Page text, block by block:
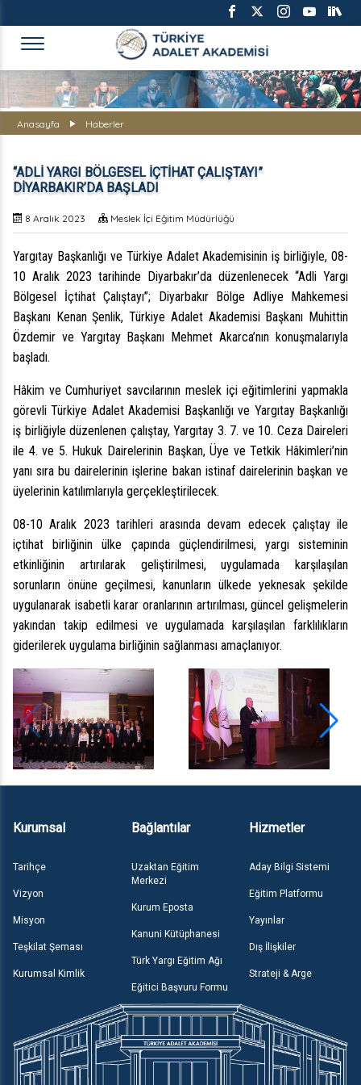
TÜRKİYE ADALET AKADEMİSİ
Anasayfa Haberler
“ADLİ YARGI BÖLGESEL İÇTİHAT ÇALIŞTAYI”
DİYARBAKIR’DA BAŞLADI
8 Aralık 2023 Meslek İçi Eğitim Müdürlüğü
Yargıtay Başkanlığı ve Türkiye Adalet Akademisinin iş birliğiyle, 08-
10 Aralık 2023 tarihinde Diyarbakır’da düzenlenecek “Adli Yargı
Bölgesel İçtihat Çalıştayı”; Diyarbakır Bölge Adliye Mahkemesi
Başkanı Kenan Şenlik, Türkiye Adalet Akademisi Başkanı Muhittin
Özdemir ve Yargıtay Başkanı Mehmet Akarca’nın konuşmalarıyla
başladı.
Hâkim ve Cumhuriyet savcılarının meslek içi eğitimlerini yapmakla
görevli Türkiye Adalet Akademisi Başkanlığı ve Yargıtay Başkanlığı
iş birliğiyle düzenlenen çalıştay, Yargıtay 3. 7. ve 10. Ceza Daireleri
ile 4. ve 5. Hukuk Dairelerinin Başkan, Üye ve Tetkik Hâkimleri’nin
yanı sıra bu dairelerinin işlerine bakan istinaf dairelerinin başkan ve
üyelerinin katılımlarıyla gerçekleştirilecek.
08-10 Aralık 2023 tarihleri arasında devam edecek çalıştay ile
içtihat birliğinin ülke çapında güçlendirilmesi, yargı sisteminin
etkinliğinin artırılarak geliştirilmesi, uygulamada karşılaşılan
sorunların önüne geçilmesi, kanunların ülkede yeknesak şekilde
uygulanarak isabetli karar oranlarının artırılması, güncel gelişmelerin
yakından takip edilmesi ve uygulamada karşılaşılan farklılıkların
giderilerek uygulama birliğinin sağlanması amaçlanıyor.
Kurumsal
Tarihçe
Vizyon
Misyon
Teşkilat Şeması
Kurumsal Kimlik
Bağlantılar
Uzaktan Eğitim
Merkezi
Kurum Eposta
Kanuni Kütüphanesi
Türk Yargı Eğitim Ağı
Eğitici Başvuru Formu
Hizmetler
Aday Bilgi Sistemi
Eğitim Platformu
Yayınlar
Dış İlişkiler
Strateji & Arge